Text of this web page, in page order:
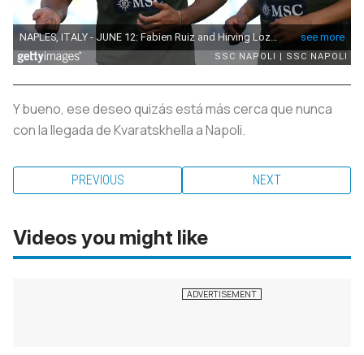
Y bueno, ese deseo quizás está más cerca que nunca
con la llegada de Kvaratskhella a Napoli.
PREVIOUS NEXT
Videos you might like